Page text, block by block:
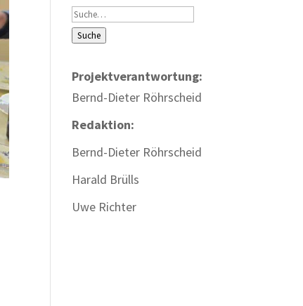
Suche
Suche
Projektverantwortung:
Bernd-Dieter Röhrscheid
Redaktion:
Bernd-Dieter Röhrscheid
Harald Brülls
Uwe Richter